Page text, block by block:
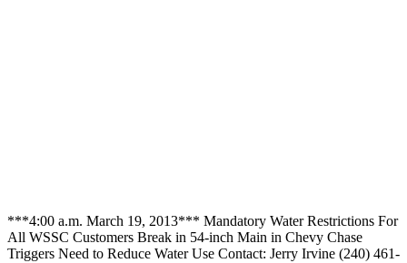
***4:00 a.m. March 19, 2013*** Mandatory Water Restrictions For
All WSSC Customers Break in 54-inch Main in Chevy Chase
Triggers Need to Reduce Water Use Contact: Jerry Irvine (240) 461-